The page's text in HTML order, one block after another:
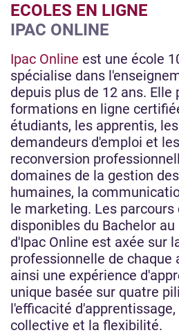
ECOLES EN LIGNE
IPAC ONLINE
Ipac Online est une école
spécialise dans
depuis plus de 12 ans. Elle
formations en ligne
étudiants, les apprentis,
demandeurs d'emploi et
reconversion
domaines de la gestion
humaines, la
le marketing. Les
disponibles du Bachelor
d'Ipac Online est axée sur
professionnelle de chaque
ainsi une expérience
unique basée sur quatre
l'efficacité
collective et la flexibilité.